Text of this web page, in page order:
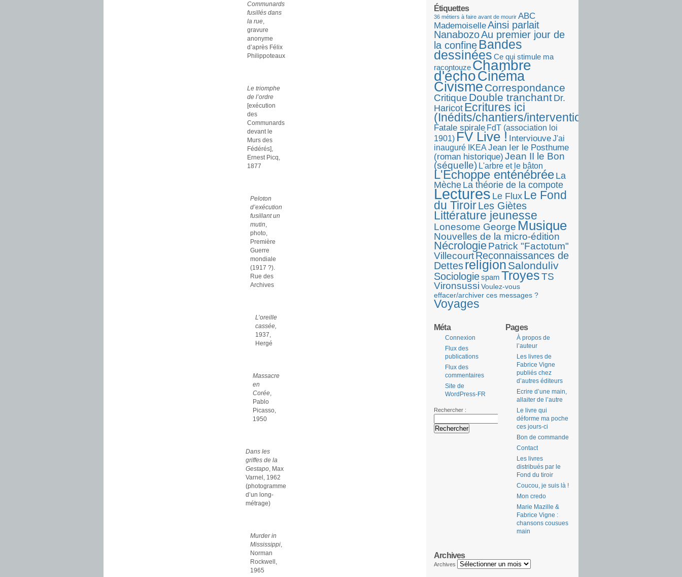
Communards
fusillés dans
la rue,
gravure
anonyme
d’après Félix
Philippoteaux
Le triomphe
de l’ordre
[exécution
des
Communards
devant le
Murs des
Fédérés],
Ernest Picq,
1877
Peloton
d’exécution
fusillant un
mutin,
photo,
Première
Guerre
mondiale
(1917 ?).
Rue des
Archives
L’oreille
cassée,
1937,
Hergé
Massacre
en
Corée,
Pablo
Picasso,
1950
Dans les
griffes de la
Gestapo, Max
Varnel, 1962
(photogramme
d’un long-
métrage)
Murder in
Mississippi,
Norman
Rockwell,
1965
Étiquettes
36 métiers à faire avant de mourir ABC
MademoiselleAinsi parlait
NanabozoAu premier jour de
la confine Bandes
dessinées Ce qui stimule ma
racontouze Chambre
d'échoCinéma
Civisme Correspondance
Critique Double tranchant Dr.
Haricot Ecritures ici
(Inédits/chantiers/interventions)
Fatale spirale FdT (association loi
1901) FV Live ! InterviouveJ'ai
inauguré IKEA Jean Ier le Posthume
(roman historique) Jean II le Bon
(séquelle) L'arbre et le bâton
L'Echoppe enténébrée La
Mèche La théorie de la compote
LecturesLe FluxLe Fond
du TiroirLes Giètes
Littérature jeunesse
Lonesome George Musique
Nouvelles de la micro-édition
NécrologiePatrick "Factotum"
VillecourtReconnaissances de
Dettesreligion Salonduliv
Sociologiespam TroyesTS
Vironsussi Voulez-vous
effacer/archiver ces messages ?
Voyages
Pages
À propos de
l’auteur
Les livres de
Fabrice Vigne
publiés chez
d’autres éditeurs
Ecrire d’une main,
allaiter de l’autre
Le livre qui
déforme ma poche
ces jours-ci
Bon de commande
Contact
Les livres
distribués par le
Fond du tiroir
Coucou, je suis là !
Mon credo
Marie Mazille &
Fabrice Vigne :
chansons cousues
main
Méta
Connexion
Flux des
publications
Flux des
commentaires
Site de
WordPress-FR
Rechercher :
Archives
Archives